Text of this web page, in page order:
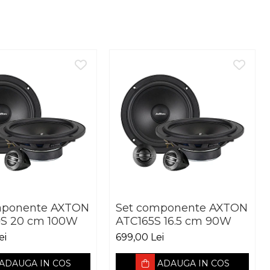
AXTON
20 cm 100W
IN COS
Set componente AXTON
ATC165S 16.5 cm 90W
699,00 Lei
ADAUGA IN COS